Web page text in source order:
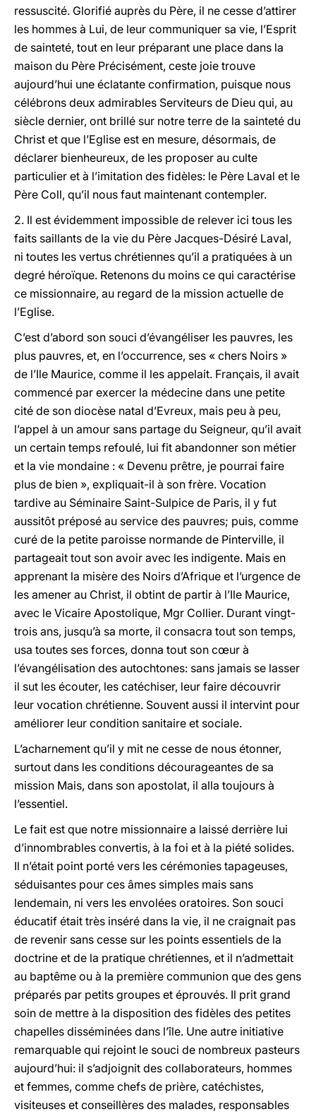
ressuscité. Glorifié auprès du Père, il ne cesse d’attirer
les hommes à Lui, de leur communiquer sa vie, l’Esprit
de sainteté, tout en leur préparant une place dans la
maison du Père Précisément, ceste joie trouve
aujourd’hui une éclatante confirmation, puisque nous
célébrons deux admirables Serviteurs de Dieu qui, au
siècle dernier, ont brillé sur notre terre de la sainteté du
Christ et que l’Eglise est en mesure, désormais, de
déclarer bienheureux, de les proposer au culte
particulier et à l’imitation des fidèles: le Père Laval et le
Père Coll, qu’il nous faut maintenant contempler.
2. Il est évidemment impossible de relever ici tous les
faits saillants de la vie du Père Jacques-Désiré Laval,
ni toutes les vertus chrétiennes qu’il a pratiquées à un
degré héroïque. Retenons du moins ce qui caractérise
ce missionnaire, au regard de la mission actuelle de
l’Eglise.
C’est d’abord son souci d’évangéliser les pauvres, les
plus pauvres, et, en l’occurrence, ses « chers Noirs »
de l’Ile Maurice, comme il les appelait. Français, il avait
commencé par exercer la médecine dans une petite
cité de son diocèse natal d’Evreux, mais peu à peu,
l’appel à un amour sans partage du Seigneur, qu’il avait
un certain temps refoulé, lui fit abandonner son métier
et la vie mondaine : « Devenu prêtre, je pourrai faire
plus de bien », expliquait-il à son frère. Vocation
tardive au Séminaire Saint-Sulpice de Paris, il y fut
aussitôt préposé au service des pauvres; puis, comme
curé de la petite paroisse normande de Pinterville, il
partageait tout son avoir avec les indigente. Mais en
apprenant la misère des Noirs d’Afrique et l’urgence de
les amener au Christ, il obtint de partir à l’Ile Maurice,
avec le Vicaire Apostolique, Mgr Collier. Durant vingt-
trois ans, jusqu’à sa morte, il consacra tout son temps,
usa toutes ses forces, donna tout son cœur à
l’évangélisation des autochtones: sans jamais se lasser
il sut les écouter, les catéchiser, leur faire découvrir
leur vocation chrétienne. Souvent aussi il intervint pour
améliorer leur condition sanitaire et sociale.
L’acharnement qu’il y mit ne cesse de nous étonner,
surtout dans les conditions décourageantes de sa
mission Mais, dans son apostolat, il alla toujours à
l’essentiel.
Le fait est que notre missionnaire a laissé derrière lui
d’innombrables convertis, à la foi et à la piété solides.
Il n’était point porté vers les cérémonies tapageuses,
séduisantes pour ces âmes simples mais sans
lendemain, ni vers les envolées oratoires. Son souci
éducatif était très inséré dans la vie, il ne craignait pas
de revenir sans cesse sur les points essentiels de la
doctrine et de la pratique chrétiennes, et il n’admettait
au baptême ou à la première communion que des gens
préparés par petits groupes et éprouvés. Il prit grand
soin de mettre à la disposition des fidèles des petites
chapelles disséminées dans l’île. Une autre initiative
remarquable qui rejoint le souci de nombreux pasteurs
aujourd’hui: il s’adjoignit des collaborateurs, hommes
et femmes, comme chefs de prière, catéchistes,
visiteuses et conseillères des malades, responsables